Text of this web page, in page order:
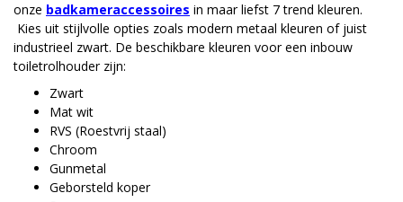
onze badkameraccessoires in maar liefst 7 trend kleuren.
Kies uit stijlvolle opties zoals modern metaal kleuren of juist
industrieel zwart. De beschikbare kleuren voor een inbouw
toiletrolhouder zijn:
Zwart
Mat wit
RVS (Roestvrij staal)
Chroom
Gunmetal
Geborsteld koper